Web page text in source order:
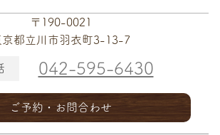
〒190-0021
京都立川市羽衣町3-13-7
042-595-6430
ご予約・お問合わせ